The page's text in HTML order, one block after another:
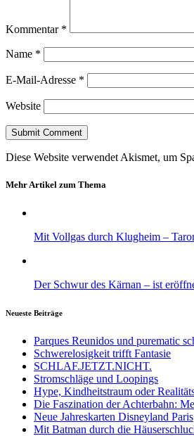
Kommentar *
Name *
E-Mail-Adresse *
Website
Diese Website verwendet Akismet, um
Mehr Artikel zum Thema
Mit Vollgas durch Klugheim –
Der Schwur des Kärnan – ist
Neueste Beiträge
Parques Reunidos und purematic
Schwerelosigkeit trifft Fantasie
SCHLAF.JETZT.NICHT.
Stromschläge und Loopings
Hype, Kindheitstraum oder
Die Faszination der Achterbahn:
Neue Jahreskarten Disneyland Paris
Mit Batman durch die